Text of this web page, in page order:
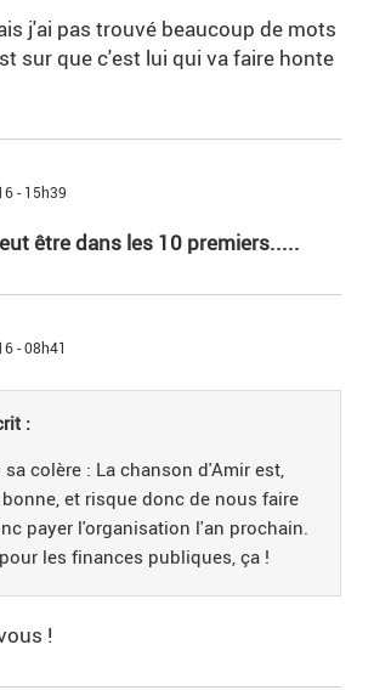
j'ai pas trouvé beaucoup de mots
sur que c'est lui qui va faire honte
- 15h39
être dans les 10 premiers.....
- 08h41
:
colère : La chanson d'Amir est,
et risque donc de nous faire
payer l'organisation l'an prochain.
les finances publiques, ça !
!